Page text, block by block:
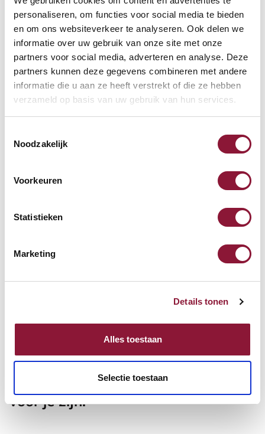
personaliseren, om functies voor social media te bieden
en om ons websiteverkeer te analyseren. Ook delen we
informatie over uw gebruik van onze site met onze
partners voor social media, adverteren en analyse. Deze
partners kunnen deze gegevens combineren met andere
informatie die u aan ze heeft verstrekt of die ze hebben
verzameld op basis van uw gebruik van hun services.
Noodzakelijk
Voorkeuren
Statistieken
Marketing
Details tonen
Alles toestaan
Selectie toestaan
S-board 840 design bedraad
mini toetsenbord US zilver
69,87
incl. BTW
SRM Evolution verticale
muis rechtshandig draadloos
Andere producten die mogelijk iets
voor je zijn!